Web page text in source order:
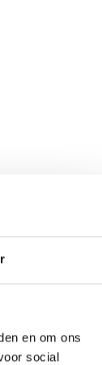
en om ons
social